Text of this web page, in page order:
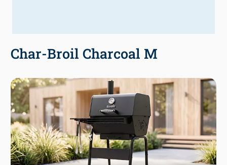
Char-Broil Charcoal M